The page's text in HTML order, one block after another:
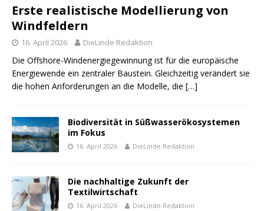
Erste realistische Modellierung von
Windfeldern
16. April 2026 DieLinde Redaktion
Die Offshore-Windenergiegewinnung ist für die europäische
Energiewende ein zentraler Baustein. Gleichzeitig verändert sie
die hohen Anforderungen an die Modelle, die […]
Biodiversität in Süßwasserökosystemen
im Fokus
16. April 2026 DieLinde Redaktion
Die nachhaltige Zukunft der
Textilwirtschaft
16. April 2026 DieLinde Redaktion